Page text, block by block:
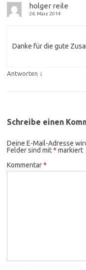
holger reile
26. März 2014
Danke für die gute
Antworten ↓
Schreibe einen
Deine E-Mail-Adresse
Felder sind mit* markiert
Kommentar*